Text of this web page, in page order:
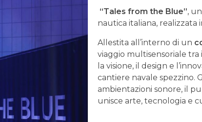
“Tales from the Blue”,
nautica italiana, realizzata
Allestita all’interno di un
viaggio multisensoriale
la visione, il design e
cantiere navale spezzino.
ambientazioni sonore, il
unisce arte, tecnologia e